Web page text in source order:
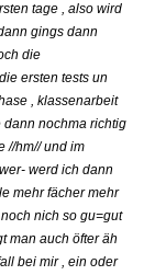
tage , also wird
gings dann
die
ersten tests un
, klassenarbeit
dann nochma richtig
//hm// und im
werd ich dann
mehr fächer mehr
nich so gu=gut
man auch öfter äh
bei mir , ein oder